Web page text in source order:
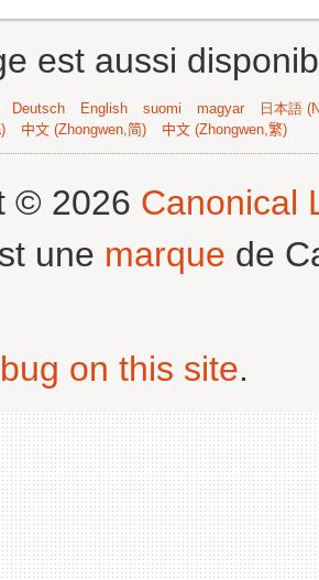
est aussi
Deutsch English suomi magyar
日本語
中文 (Zhongwen,简) 中文 (Zhongwen,繁)
© 2026 Canonical
une marque de
on this site.